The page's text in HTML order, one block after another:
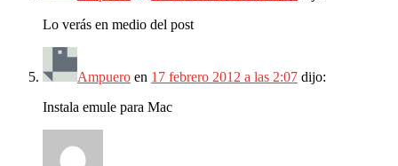
Lo verás en medio del post
Ampuero en 17 febrero 2012 a las 2:07 dijo:
Instala emule para Mac